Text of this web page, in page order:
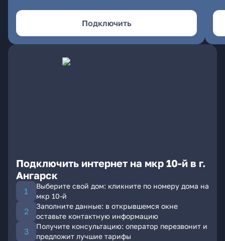
Подключить
Подключить интернет на мкр 10-й в г.
Ангарск
Выберите свой дом: кликните по номеру дома на
мкр 10-й
Заполните данные: в открывшемся окне
оставьте контактную информацию
Получите консультацию: оператор перезвонит и
предложит лучшие тарифы